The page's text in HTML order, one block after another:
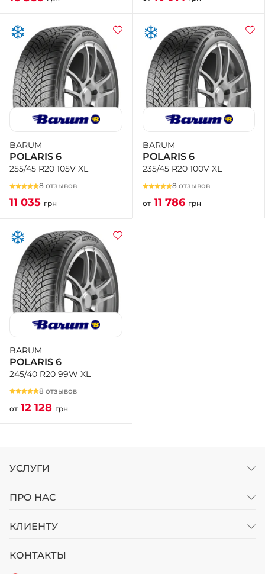
BARUM
POLARIS 6
255/45 R20 105V XL
8 отзывов
11 035 грн
BARUM
POLARIS 6
235/45 R20 100V XL
8 отзывов
от 11 786 грн
BARUM
POLARIS 6
245/40 R20 99W XL
8 отзывов
от 12 128 грн
УСЛУГИ
ПРО НАС
КЛИЕНТУ
КОНТАКТЫ